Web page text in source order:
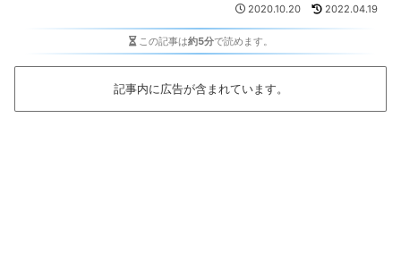
2020.10.20 2022.04.19
この記事は約5分で読めます。
記事内に広告が含まれています。